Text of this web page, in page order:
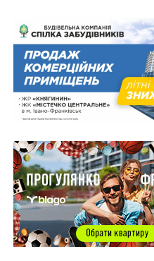
13:35
У Франківську
масив «Надрічний»
15:01
Ринок житла
серед лідерів за
Панчишин про
майбутнє міста
13:31
Спадщина не на часі.
втрачати пам’ятки?
12:26
В Івано-Франківську
нового житлового